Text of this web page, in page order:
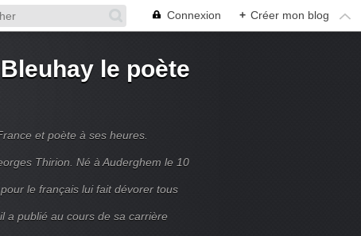
Connexion + Créer mon blog
le poète
et poète à ses heures.
Thirion. Né à Auderghem le 10
le français lui fait dévorer tous
a publié au cours de sa carrière